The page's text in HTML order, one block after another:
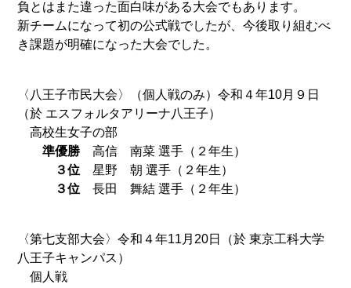
負とはまた違った面白味がある大会でもあります。
新チームになって初の公式戦でしたが、今後取り組むべ
き課題が明確になった大会でした。
〈八王子市民大会〉（個人戦のみ）令和４年10月９日
（於 エスフォルタアリーナ八王子）
高校生女子の部
準優勝 高信 南菜 選手（２年生）
３位 星野 朝 選手（２年生）
３位 長田 舞結 選手（２年生）
〈第七支部大会〉令和４年11月20日（於 東京工科大学
八王子キャンパス）
個人戦